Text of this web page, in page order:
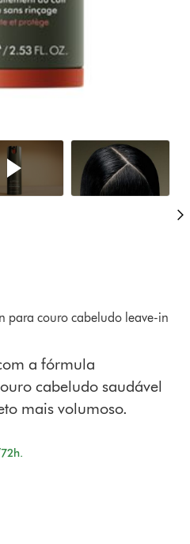
para couro cabeludo leave-in
a fórmula
cabeludo saudável
mais volumoso.